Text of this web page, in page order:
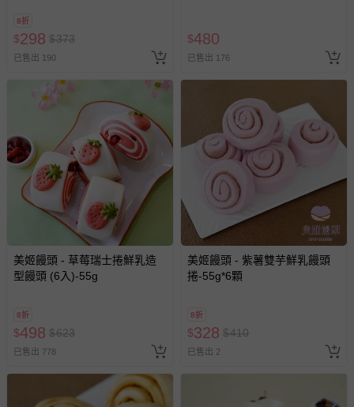
8折
$298 $373
已售出 190
$480
已售出 176
美姬饅頭 - 草莓瑞士捲鮮乳造
型饅頭 (6入)-55g
8折
$498 $623
已售出 778
美姬饅頭 - 紫薯雙芋鮮乳饅頭
捲-55g*6顆
8折
$328 $410
已售出 2